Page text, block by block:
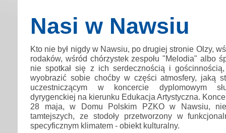
Nasi w Nawsiu
Kto nie był nigdy w Nawsiu, po drugiej stronie Olzy,
rodaków, wśród chórzystek zespołu "Melodia" albo
nie spotkał się z ich serdecznością i
wyobrazić sobie choćby w części atmosfery, jaką
uczestniczącym w koncercie dyplomowym
dyrygenckiej na kierunku Edukacja Artystyczna.
28 maja, w Domu Polskim PZKO w Nawsiu,
tamtejszych, ze stodoły przetworzony w
specyficznym klimatem - obiekt kulturalny.